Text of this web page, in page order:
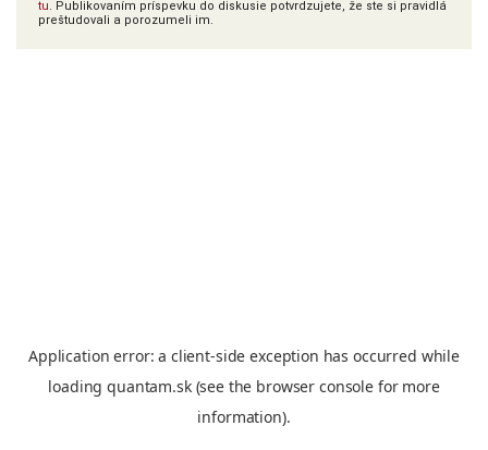
tu. Publikovaním príspevku do diskusie potvrdzujete, že ste si pravidlá
preštudovali a porozumeli im.